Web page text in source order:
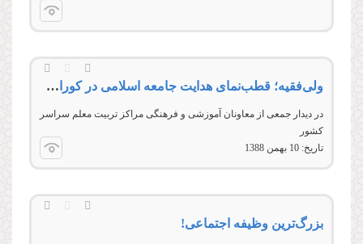
ولی‌فقیه؛ قطب‌نمای هدایت جامعه اسلامی در کوران فتنه
در ديدار جمعی از معاونان آموزشی و فرهنگی مراکز تربيت معلم سراسر
کشور
تاریخ: 10 بهمن 1388
بزرگ‌ترين وظيفه اجتماعی!